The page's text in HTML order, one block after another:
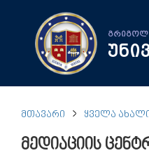
გრიგოლ
ᲛᲗᲐᲕᲐᲠᲘ ᲧᲕᲔᲚᲐ
მედიაციის